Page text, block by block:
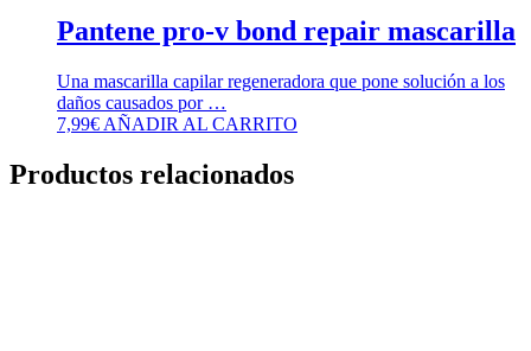
Pantene pro-v bond repair mascarilla
Una mascarilla capilar regeneradora que pone solución a los
daños causados por …
7,99€ AÑADIR AL CARRITO
Productos relacionados